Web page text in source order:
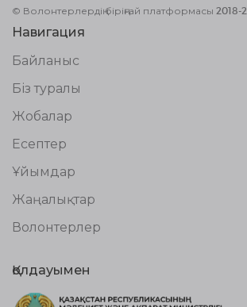
© Волонтерлердің біріңғай платформасы 2018-
Навигация
Байланыс
Біз туралы
Жобалар
Есептер
Ұйымдар
Жаңалықтар
Волонтерлер
Қолдауымен